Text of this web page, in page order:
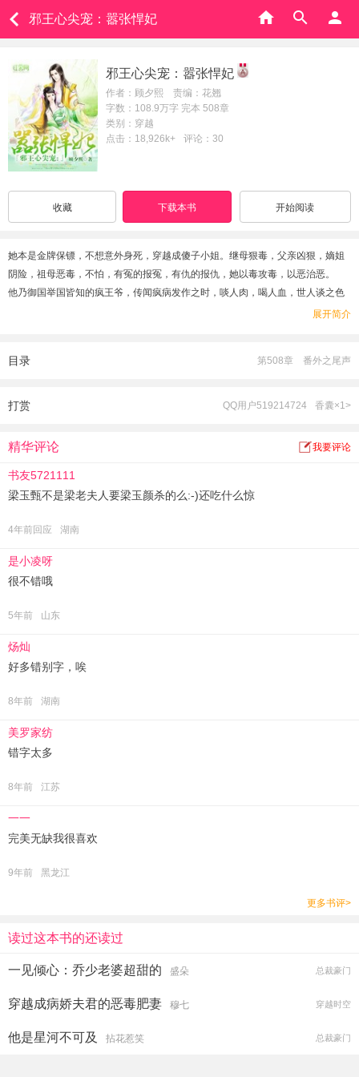
邪王心尖宠：嚣张悍妃
邪王心尖宠：嚣张悍妃
作者：顾夕熙 责编：花翘
字数：108.9万字 完本 508章
类别：穿越
点击：18,926k+
评论：30
收藏 下载本书 开始阅读
她本是金牌保镖，不想意外身死，穿越成傻子小姐。继母狠毒，父亲凶狠，嫡姐
阴险，祖母恶毒，不怕，有冤的报冤，有仇的报仇，她以毒攻毒，以恶治恶。
他乃御国举国皆知的疯王爷，传闻疯病发作之时，啖人肉，喝人血，世人谈之色
她言：“日后，本姑娘罩着你！若谁敢动你一分，我必让他悔不欲生！”
自此，他爱她上天，宠她入骨。
展开简介
目录 第508章 番外之尾声
打赏 QQ用户519214724 香囊×1>
精华评论 我要评论
书友5721111
梁玉甄不是梁老夫人要梁玉颜杀的么:-)还吃什么惊
4年前回应 湖南
是小凌呀
很不错哦
5年前 山东
炀灿
好多错别字，唉
8年前 湖南
美罗家纺
错字太多
8年前 江苏
‍一一
完美无缺我很喜欢
9年前 黑龙江
更多书评>
读过这本书的还读过
一见倾心：乔少老婆超甜的 盛朵 总裁豪门
穿越成病娇夫君的恶毒肥妻 穆七 穿越时空
他是星河不可及 拈花惹笑 总裁豪门